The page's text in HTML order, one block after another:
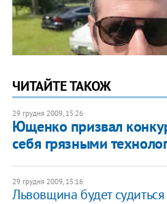
ЧИТАЙТЕ ТАКОЖ
29 грудня 2009, 15:26
Ющенко призвал
себя грязными
29 грудня 2009, 15:16
Львовщина будет